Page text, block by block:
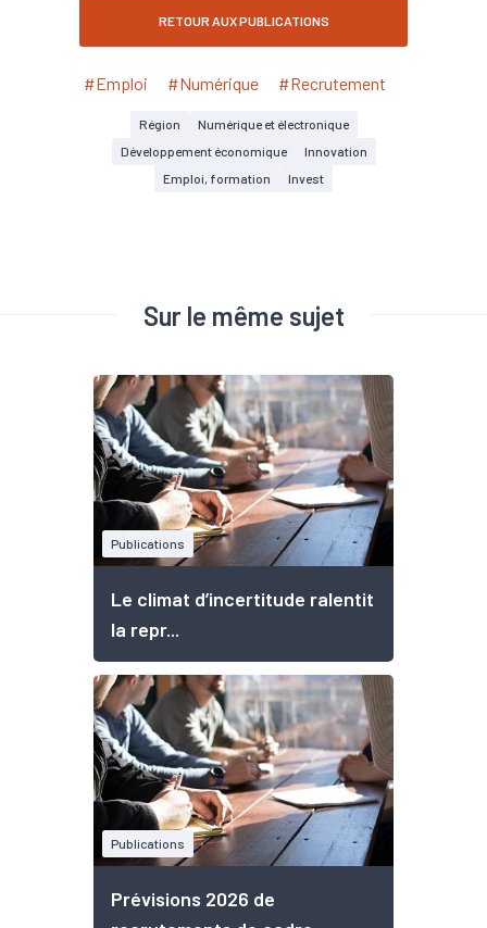
RETOUR AUX PUBLICATIONS
#Emploi #Numérique #Recrutement
Région
Numérique et électronique
Développement économique
Innovation
Emploi, formation
Invest
Sur le même sujet
Publications
Le climat d’incertitude ralentit
la repr...
Publications
Prévisions 2026 de